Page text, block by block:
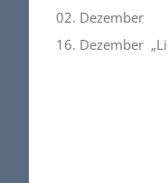
02. Dezember
16. Dezember